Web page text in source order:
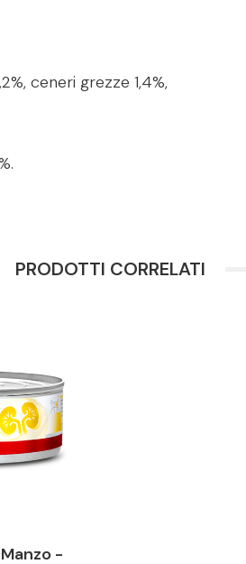
ceneri grezze 1,4%,
PRODOTTI CORRELATI
-